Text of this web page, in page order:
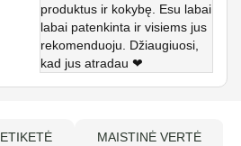
produktus ir kokybę. Esu labai
labai patenkinta ir visiems jus
rekomenduoju. Džiaugiuosi,
kad jus atradau ❤
ETIKETĖ MAISTINĖ VERTĖ